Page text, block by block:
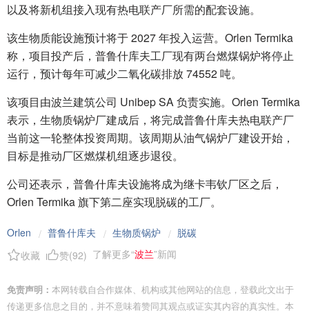
以及将新机组接入现有热电联产厂所需的配套设施。
该生物质能设施预计将于 2027 年投入运营。Orlen Termika
称，项目投产后，普鲁什库夫工厂现有两台燃煤锅炉将停止
运行，预计每年可减少二氧化碳排放 74552 吨。
该项目由波兰建筑公司 Unibep SA 负责实施。Orlen Termika
表示，生物质锅炉厂建成后，将完成普鲁什库夫热电联产厂
当前这一轮整体投资周期。该周期从油气锅炉厂建设开始，
目标是推动厂区燃煤机组逐步退役。
公司还表示，普鲁什库夫设施将成为继卡韦钦厂区之后，
Orlen Termika 旗下第二座实现脱碳的工厂。
Orlen / 普鲁什库夫 / 生物质锅炉 / 脱碳
收藏
赞(92) 了解更多“波兰”新闻
免责声明： 本网转载自合作媒体、机构或其他网站的信息，登载此文出于
传递更多信息之目的，并不意味着赞同其观点或证实其内容的真实性。本